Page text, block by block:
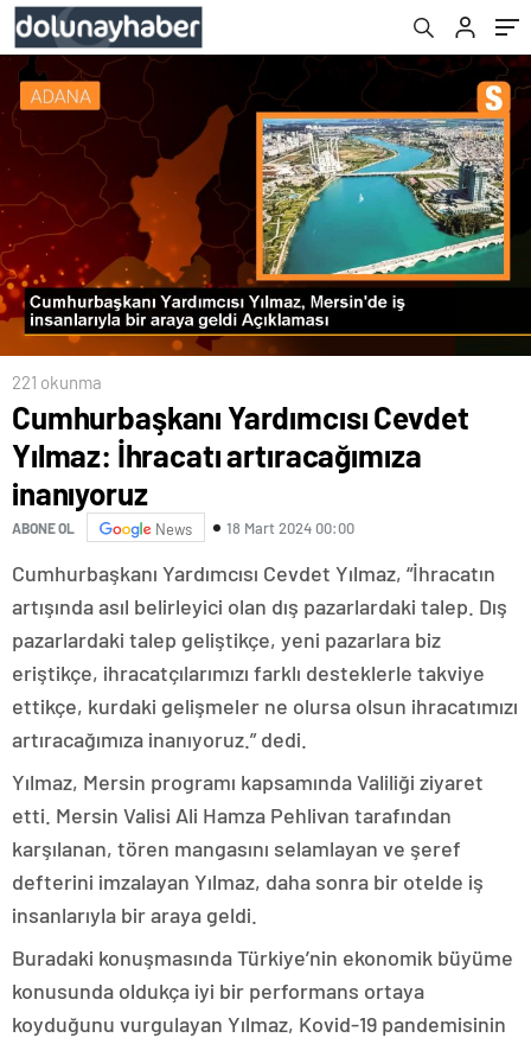
221 okunma
Cumhurbaşkanı Yardımcısı Cevdet
Yılmaz: İhracatı artıracağımıza
inanıyoruz
ABONE OL News 18 Mart 2024 00:00
Cumhurbaşkanı Yardımcısı Cevdet Yılmaz, “İhracatın
artışında asıl belirleyici olan dış pazarlardaki talep. Dış
pazarlardaki talep geliştikçe, yeni pazarlara biz
eriştikçe, ihracatçılarımızı farklı desteklerle takviye
ettikçe, kurdaki gelişmeler ne olursa olsun ihracatımızı
artıracağımıza inanıyoruz.” dedi.
Yılmaz, Mersin programı kapsamında Valiliği ziyaret
etti. Mersin Valisi Ali Hamza Pehlivan tarafından
karşılanan, tören mangasını selamlayan ve şeref
defterini imzalayan Yılmaz, daha sonra bir otelde iş
insanlarıyla bir araya geldi.
Buradaki konuşmasında Türkiye’nin ekonomik büyüme
konusunda oldukça iyi bir performans ortaya
koyduğunu vurgulayan Yılmaz, Kovid-19 pandemisinin